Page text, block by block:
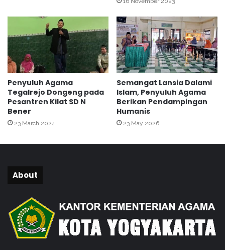
d
a
n
L
n
a
a
Penyuluh Agama
Tegalrejo Dongeng pada
Pesantren Kilat SD N
Bener
23 March 2024
Semangat Lansia Dalami
Islam, Penyuluh Agama
Berikan Pendampingan
Humanis
23 May 2026
About